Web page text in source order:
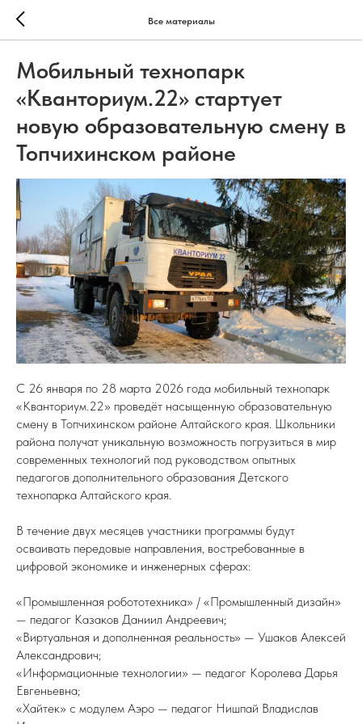
Все материалы
Мобильный технопарк
«Кванториум.22» стартует
новую образовательную смену в
Топчихинском районе
С 26 января по 28 марта 2026 года мобильный технопарк
«Кванториум.22» проведёт насыщенную образовательную
смену в Топчихинском районе Алтайского края. Школьники
района получат уникальную возможность погрузиться в мир
современных технологий под руководством опытных
педагогов дополнительного образования Детского
технопарка Алтайского края.
В течение двух месяцев участники программы будут
осваивать передовые направления, востребованные в
цифровой экономике и инженерных сферах:
«Промышленная робототехника» / «Промышленный дизайн»
— педагог Казаков Даниил Андреевич;
«Виртуальная и дополненная реальность» — Ушаков Алексей
Александрович;
«Информационные технологии» — педагог Королева Дарья
Евгеньевна;
«Хайтек» с модулем Аэро — педагог Нишпай Владислав